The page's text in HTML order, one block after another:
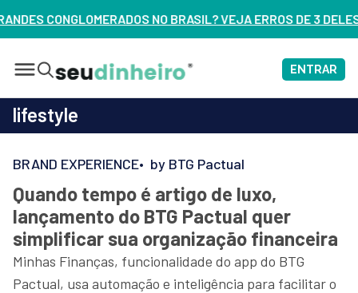
BRASIL? VEJA ERROS DE 3 DELES – ASSISTA AGORA
ENTRAR
lifestyle
BRAND EXPERIENCE by BTG Pactual
Quando tempo é artigo de luxo,
lançamento do BTG Pactual quer
simplificar sua organização financeira
Minhas Finanças, funcionalidade do app do BTG
Pactual, usa automação e inteligência para facilitar o